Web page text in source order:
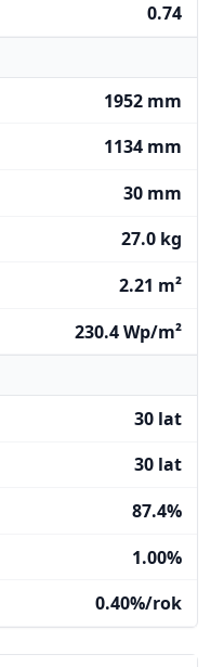
0.74
1952 mm
1134 mm
30 mm
27.0 kg
2.21 m²
230.4 Wp/m²
30 lat
30 lat
87.4%
1.00%
0.40%/rok